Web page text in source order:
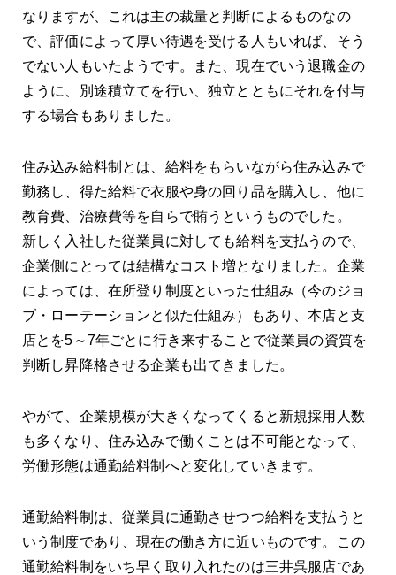
なりますが、これは主の裁量と判断によるものなの
で、評価によって厚い待遇を受ける人もいれば、そう
でない人もいたようです。また、現在でいう退職金の
ように、別途積立てを行い、独立とともにそれを付与
する場合もありました。
住み込み給料制とは、給料をもらいながら住み込みで
勤務し、得た給料で衣服や身の回り品を購入し、他に
教育費、治療費等を自らで賄うというものでした。
新しく入社した従業員に対しても給料を支払うので、
企業側にとっては結構なコスト増となりました。企業
によっては、在所登り制度といった仕組み（今のジョ
ブ・ローテーションと似た仕組み）もあり、本店と支
店とを5～7年ごとに行き来することで従業員の資質を
判断し昇降格させる企業も出てきました。
やがて、企業規模が大きくなってくると新規採用人数
も多くなり、住み込みで働くことは不可能となって、
労働形態は通勤給料制へと変化していきます。
通勤給料制は、従業員に通勤させつつ給料を支払うと
いう制度であり、現在の働き方に近いものです。この
通勤給料制をいち早く取り入れたのは三井呉服店であ